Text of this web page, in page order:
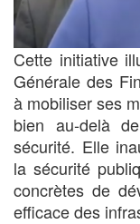
Cette initiative
Générale des
à mobiliser ses
bien au-delà
sécurité. Elle
la sécurité
concrètes de
efficace des